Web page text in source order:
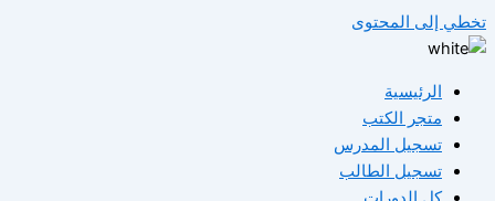
تخطي إلى المحتوى
الرئيسية
متجر الكتب
تسجيل المدرس
تسجيل الطالب